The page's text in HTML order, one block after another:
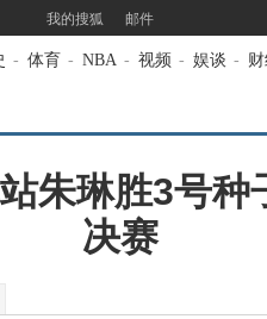
我的搜狐 邮件
- 体育 - NBA - 视频 - 娱谈 -
朱琳胜3号种
决赛